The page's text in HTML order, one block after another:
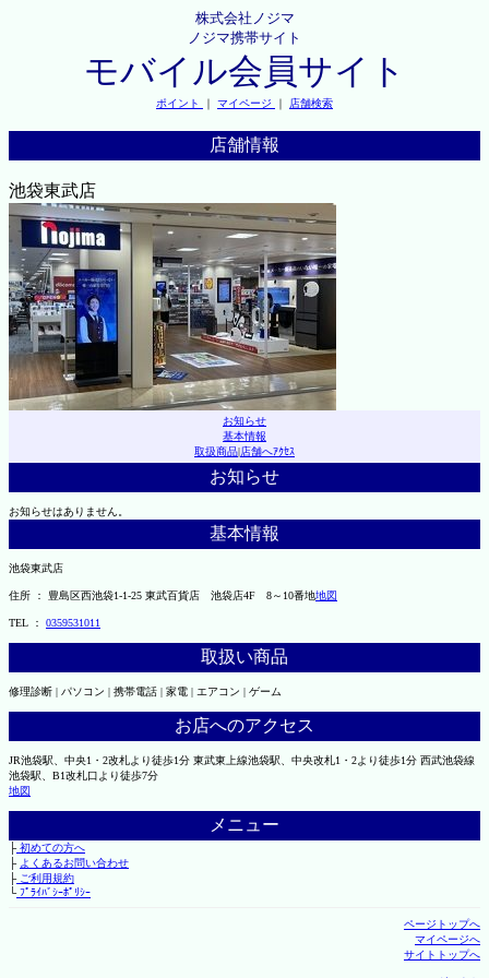
株式会社ノジマ
ノジマ携帯サイト
モバイル会員サイト
ポイント ｜ マイページ ｜ 店舗検索
店舗情報
池袋東武店
お知らせ
基本情報
取扱商品|店舗へｱｸｾｽ
お知らせ
お知らせはありません。
基本情報
池袋東武店
住所 ： 豊島区西池袋1-1-25 東武百貨店 池袋店4F 8～10番地地図
TEL ： 0359531011
取扱い商品
修理診断 | パソコン | 携帯電話 | 家電 | エアコン | ゲーム
お店へのアクセス
JR池袋駅、中央1・2改札より徒歩1分 東武東上線池袋駅、中央改札1・2より徒歩1分 西武池袋線
池袋駅、B1改札口より徒歩7分
地図
メニュー
├初めての方へ
├ よくあるお問い合わせ
├ご利用規約
└ﾌﾟﾗｲﾊﾞｼｰﾎﾟﾘｼｰ
ページトップへ
マイページへ
サイトトップへ